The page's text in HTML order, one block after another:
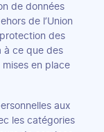
de données
de l’Union
des
à ce que des
en place
aux
les catégories